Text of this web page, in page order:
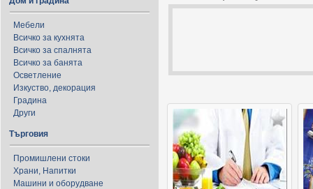
Мебели
Всичко за кухнята
Всичко за спалнята
Всичко за банята
Осветление
Изкуство, декорация
Градина
Други
Търговия
Промишлени стоки
Храни, Напитки
Машини и оборудване